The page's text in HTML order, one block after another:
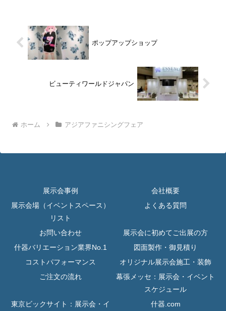
ポップアップショップ
ビューティワールドジャパン
ホーム アジアファニシングフェア
展示会事例
会社概要
展示会場（イベントスペース）
リスト
よくある質問
お問い合わせ
展示会に初めてご出展の方
什器バリエーション業界No.1
図面製作・御見積り
コストパフォーマンス
オリジナル展示会施工・装飾
ご注文の流れ
幕張メッセ：展示会・イベント
スケジュール
東京ビックサイト：展示会・イ
什器.com